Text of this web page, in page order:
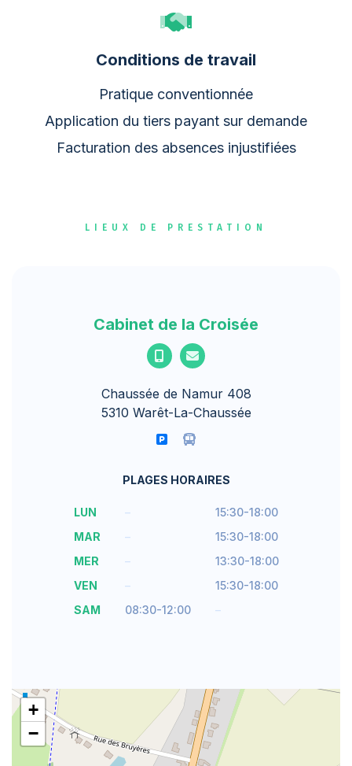
Conditions de travail
Pratique conventionnée
Application du tiers payant sur demande
Facturation des absences injustifiées
LIEUX DE PRESTATION
Cabinet de la Croisée
Chaussée de Namur 408
5310 Warêt-La-Chaussée
PLAGES HORAIRES
LUN –
15:30-18:00
MAR
–
15:30-18:00
MER
–
13:30-18:00
VEN
–
15:30-18:00
SAM
08:30-12:00 –
+
−